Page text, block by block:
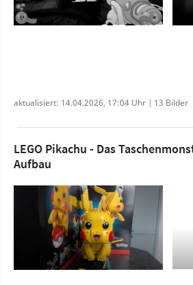
aktualisiert: 14.04.2026, 17:04 Uhr | 13 Bilder
LEGO Pikachu - Das
Aufbau